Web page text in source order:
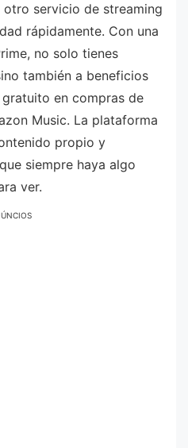
servicio de streaming
rápidamente. Con una
no solo tienes
también a beneficios
en compras de
Music. La plataforma
propio y
siempre haya algo
ver.